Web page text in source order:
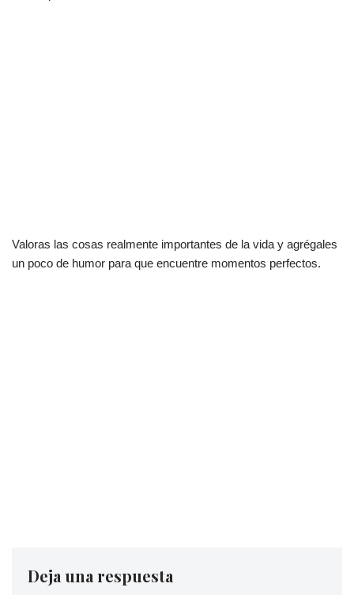
Valoras las cosas realmente importantes de la vida y agrégales
un poco de humor para que encuentre momentos perfectos.
Deja una respuesta